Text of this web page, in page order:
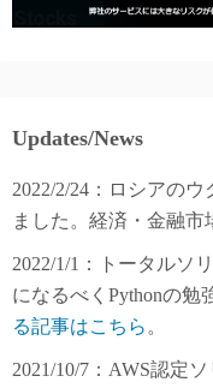
Updates/News
2022/2/24：ロシアの
ました。経済・金融市
2022/1/1：トータルソ
になるべくPythonの勉
る記事はこちら 。
2021/10/7：AWS認定